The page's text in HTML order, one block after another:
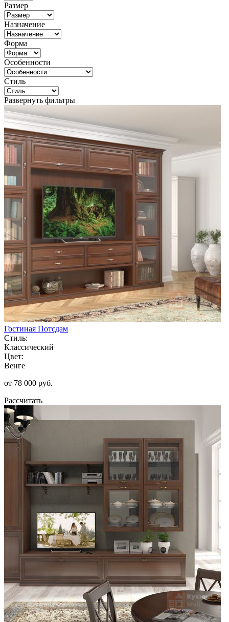
Размер
Назначение
Форма
Особенности
Стиль
Развернуть фильтры
Гостиная Потсдам
Стиль:
Классический
Цвет:
Венге
от 78 000 руб.
Рассчитать